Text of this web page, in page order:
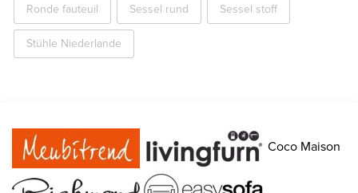
Ronde fauteuil Sessel rund Sessel stoff
Stühle Niederlande
Coco Maison